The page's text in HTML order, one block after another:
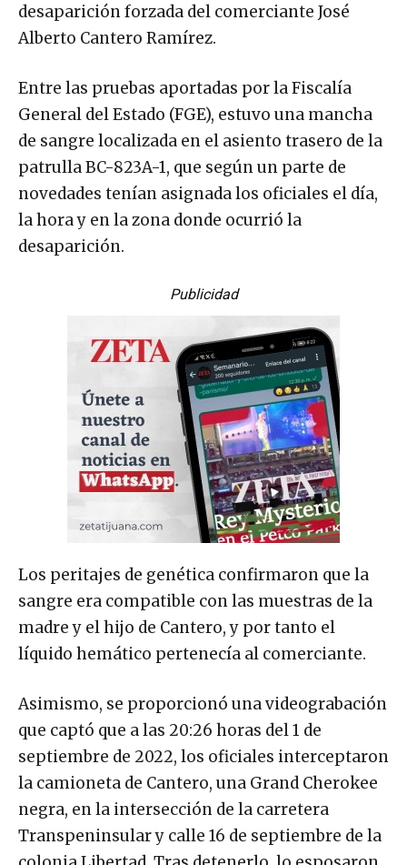
desaparición forzada del comerciante José
Alberto Cantero Ramírez.
Entre las pruebas aportadas por la Fiscalía
General del Estado (FGE), estuvo una mancha
de sangre localizada en el asiento trasero de la
patrulla BC-823A-1, que según un parte de
novedades tenían asignada los oficiales el día,
la hora y en la zona donde ocurrió la
desaparición.
Publicidad
Los peritajes de genética confirmaron que la
sangre era compatible con las muestras de la
madre y el hijo de Cantero, y por tanto el
líquido hemático pertenecía al comerciante.
Asimismo, se proporcionó una videograbación
que captó que a las 20:26 horas del 1 de
septiembre de 2022, los oficiales interceptaron
la camioneta de Cantero, una Grand Cherokee
negra, en la intersección de la carretera
Transpeninsular y calle 16 de septiembre de la